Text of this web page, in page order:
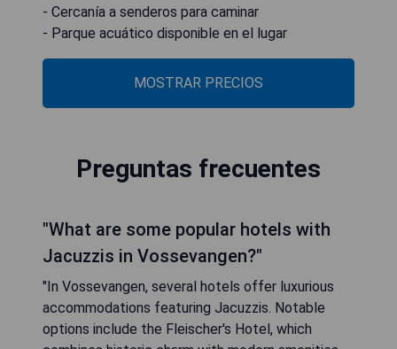
- Cercanía a senderos para caminar
- Parque acuático disponible en el lugar
MOSTRAR PRECIOS
Preguntas frecuentes
"What are some popular hotels with
Jacuzzis in Vossevangen?"
"In Vossevangen, several hotels offer luxurious
accommodations featuring Jacuzzis. Notable
options include the Fleischer's Hotel, which